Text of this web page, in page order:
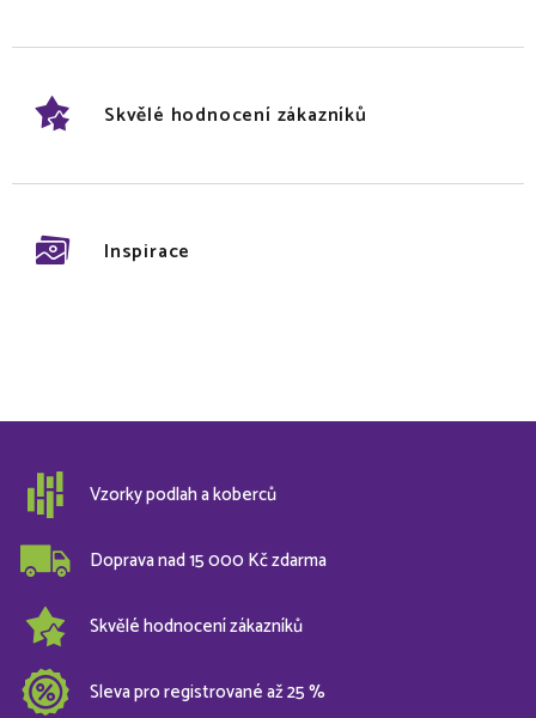
Skvělé hodnocení zákazníků
Inspirace
Vzorky podlah a koberců
Doprava nad 15 000 Kč zdarma
Skvělé hodnocení zákazníků
Sleva pro registrované až 25 %